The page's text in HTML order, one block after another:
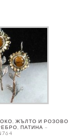
ЖЪЛТО И РОЗОВО
ПАТИНА –